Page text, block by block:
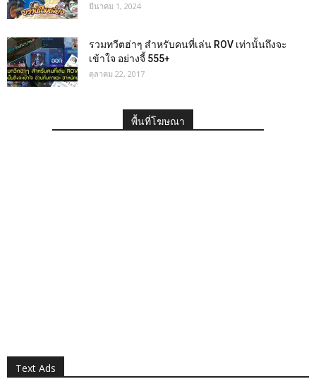
มีนาคม 1, 2024
รวมทวีตฮ่าๆ สำหรับคนที่เล่น ROV เท่านั้นถึงจะ
เข้าใจ อย่างจี้ 555+
ตุลาคม 22, 2017
พื้นที่โฆษณา
Text Ads